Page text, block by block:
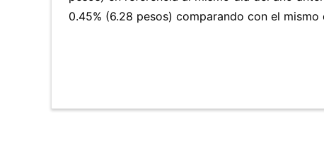
0.45% (6.28 pesos) comparando con el mismo